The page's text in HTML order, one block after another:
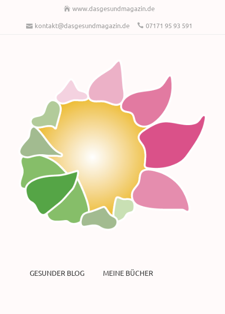
www.dasgesundmagazin.de
kontakt@dasgesundmagazin.de
07171 95 93 591
GESUNDER BLOG MEINE BÜCHER